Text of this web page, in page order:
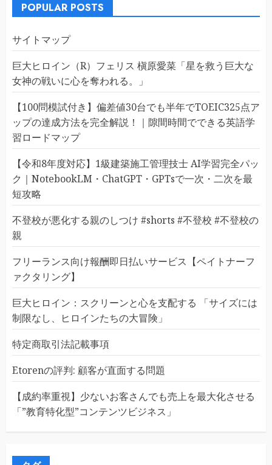
POPULAR POSTS
サイトマップ
巨大ヒロイン（R）フェリス 槇原愛菜「星を救う巨大な
女神の戦いに心を奪われる。」
【100問模試付き】偏差値30台でも半年でTOEIC325点ア
ップの達成方法を完全解説！｜隙間時間でできる英語学
習ロードマップ
【令和8年度対応】1級建築施工管理技士 AI学習完全パッ
ク｜NotebookLM・ChatGPT・GPTsで一次・二次を最
短攻略
不登校が悪化する親のしつけ #shorts #不登校 #不登校の
親
フリーランス向け報酬即日払いサービス【ペイトナーフ
ァクタリング】
巨大ヒロイン：スクリーンと心を支配する 「サイズには
制限なし、ヒロインたちの大冒険」
特定商取引法記載事項
Etorenの評判: 顧客が直面する問題
【成約率重視】少ないお客さんでも売上を最大化させる
「”教育特化型”コンテンツビジネス」